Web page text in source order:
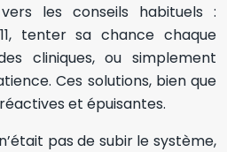
les conseils habituels :
tenter sa chance chaque
cliniques, ou simplement
Ces solutions, bien que
et épuisantes.
pas de subir le système,